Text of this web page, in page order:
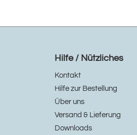
Hilfe / Nützliches
Kontakt
Hilfe zur Bestellung
Über uns
Versand & Lieferung
Downloads